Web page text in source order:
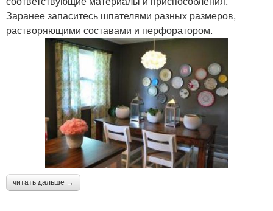
Заранее запаситесь шпателями разных размеров,
растворяющими составами и перфоратором.
читать дальше →